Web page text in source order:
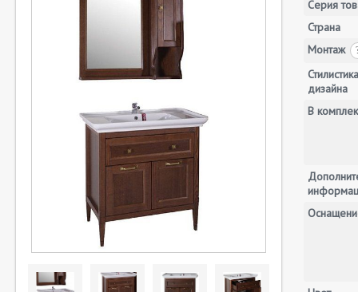
Серия
Страна
Монтаж
Стилистика
дизайна
В